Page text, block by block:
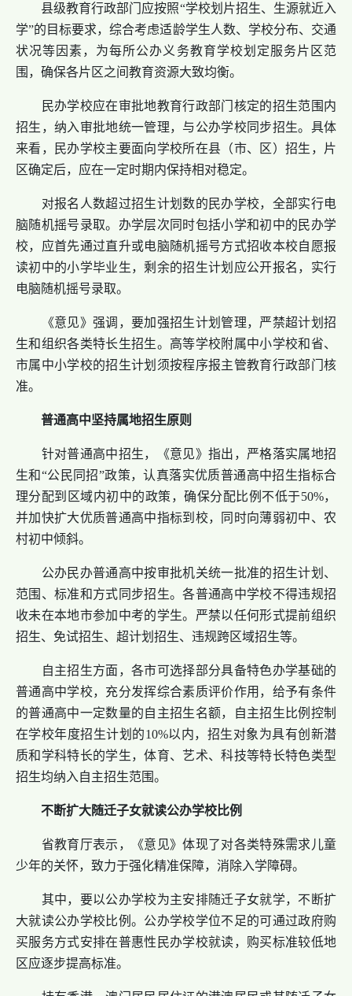
县级教育行政部门应按照“学校划片招生、生源就近入
学”的目标要求，综合考虑适龄学生人数、学校分布、交通
状况等因素，为每所公办义务教育学校划定服务片区范
围，确保各片区之间教育资源大致均衡。
民办学校应在审批地教育行政部门核定的招生范围内
招生，纳入审批地统一管理，与公办学校同步招生。具体
来看，民办学校主要面向学校所在县（市、区）招生，片
区确定后，应在一定时期内保持相对稳定。
对报名人数超过招生计划数的民办学校，全部实行电
脑随机摇号录取。办学层次同时包括小学和初中的民办学
校，应首先通过直升或电脑随机摇号方式招收本校自愿报
读初中的小学毕业生，剩余的招生计划应公开报名，实行
电脑随机摇号录取。
《意见》强调，要加强招生计划管理，严禁超计划招
生和组织各类特长生招生。高等学校附属中小学校和省、
市属中小学校的招生计划须按程序报主管教育行政部门核
准。
普通高中坚持属地招生原则
针对普通高中招生，《意见》指出，严格落实属地招
生和“公民同招”政策，认真落实优质普通高中招生指标合
理分配到区域内初中的政策，确保分配比例不低于50%，
并加快扩大优质普通高中指标到校，同时向薄弱初中、农
村初中倾斜。
公办民办普通高中按审批机关统一批准的招生计划、
范围、标准和方式同步招生。各普通高中学校不得违规招
收未在本地市参加中考的学生。严禁以任何形式提前组织
招生、免试招生、超计划招生、违规跨区域招生等。
自主招生方面，各市可选择部分具备特色办学基础的
普通高中学校，充分发挥综合素质评价作用，给予有条件
的普通高中一定数量的自主招生名额，自主招生比例控制
在学校年度招生计划的10%以内，招生对象为具有创新潜
质和学科特长的学生，体育、艺术、科技等特长特色类型
招生均纳入自主招生范围。
不断扩大随迁子女就读公办学校比例
省教育厅表示，《意见》体现了对各类特殊需求儿童
少年的关怀，致力于强化精准保障，消除入学障碍。
其中，要以公办学校为主安排随迁子女就学，不断扩
大就读公办学校比例。公办学校学位不足的可通过政府购
买服务方式安排在普惠性民办学校就读，购买标准较低地
区应逐步提高标准。